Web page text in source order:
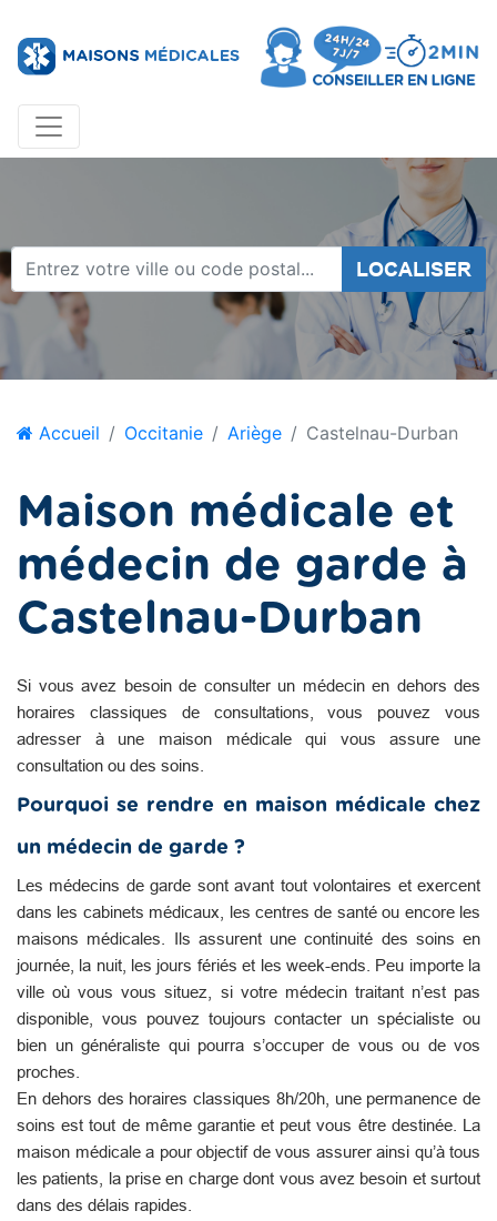
LOCALISER
Accueil Occitanie Ariège Castelnau-Durban
Maison médicale et
médecin de garde à
Castelnau-Durban
Si vous avez besoin de consulter un médecin en dehors des
horaires classiques de consultations, vous pouvez vous
adresser à une maison médicale qui vous assure une
consultation ou des soins.
Pourquoi se rendre en maison médicale chez
un médecin de garde ?
Les médecins de garde sont avant tout volontaires et exercent
dans les cabinets médicaux, les centres de santé ou encore les
maisons médicales. Ils assurent une continuité des soins en
journée, la nuit, les jours fériés et les week-ends. Peu importe la
ville où vous vous situez, si votre médecin traitant n’est pas
disponible, vous pouvez toujours contacter un spécialiste ou
bien un généraliste qui pourra s’occuper de vous ou de vos
proches.
En dehors des horaires classiques 8h/20h, une permanence de
soins est tout de même garantie et peut vous être destinée. La
maison médicale a pour objectif de vous assurer ainsi qu’à tous
les patients, la prise en charge dont vous avez besoin et surtout
dans des délais rapides.